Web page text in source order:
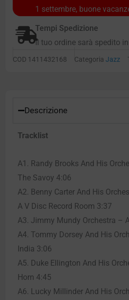
1 settembre, buone
Tempi Spedizione
Il tuo ordine sarà spedito
COD 1411432168 Categoria Jazz
Descrizione
Tracklist
A1. Randy Brooks And His
The Savoy 4:06
A2. Benny Carter And His
A V Disc Record Room 3:37
A3. Jimmy Mundy Orchestra –
A4. Tommy Dorsey And His
India 3:06
A5. Duke Ellington And His
Horn 4:45
A6. Lucky Millinder And His